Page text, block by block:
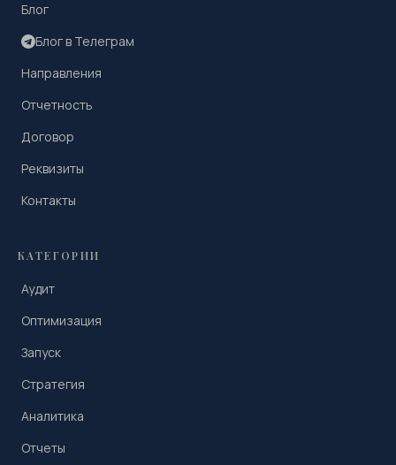
Блог
Блог в Телеграм
Направления
Отчетность
Договор
Реквизиты
Контакты
КАТЕГОРИИ
Аудит
Оптимизация
Запуск
Стратегия
Аналитика
Отчеты